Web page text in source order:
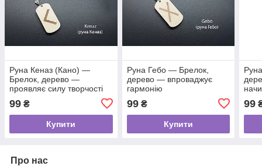
Руна Кеназ (Кано) —
Брелок, дерево —
проявляє силу творчості
99 ₴
Купити
Руна Гебо — Брелок,
дерево — впроваджує
гармонію
99₴
Купити
99
Про нас